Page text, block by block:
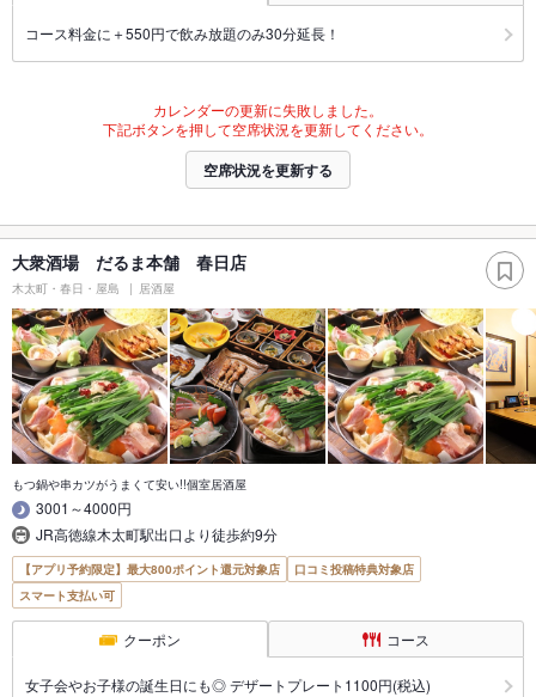
コース料金に＋550円で飲み放題のみ30分延長！
カレンダーの更新に失敗しました。
下記ボタンを押して空席状況を更新してください。
空席状況を更新する
大衆酒場 だるま本舗 春日店
木太町・春日・屋島 居酒屋
もつ鍋や串カツがうまくて安い!!個室居酒屋
3001～4000円
JR高徳線木太町駅出口より徒歩約9分
【アプリ予約限定】最大800ポイント還元対象店
口コミ投稿特典対象店
スマート支払い可
クーポン コース
女子会やお子様の誕生日にも◎ デザートプレート1100円(税込)